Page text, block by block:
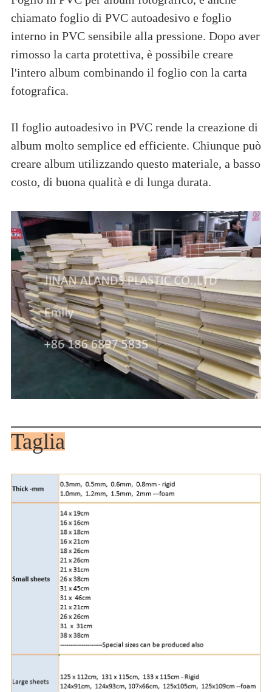
chiamato foglio di PVC autoadesivo e foglio
interno in PVC sensibile alla pressione. Dopo aver
rimosso la carta protettiva, è possibile creare
l'intero album combinando il foglio con la carta
fotografica.
Il foglio autoadesivo in PVC rende la creazione di
album molto semplice ed efficiente. Chiunque può
creare album utilizzando questo materiale, a basso
costo, di buona qualità e di lunga durata.
Taglia